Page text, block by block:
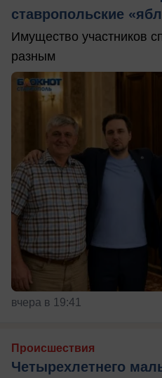
ставропольские
Имущество участников
разным
вчера в 19:41
Происшествия
Четырехлетнего